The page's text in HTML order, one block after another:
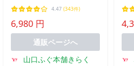
鍋セット2人前／超冷」
4.47 (343件)
6,980 円
通販ページへ
山口ふぐ本舗きらく
唐